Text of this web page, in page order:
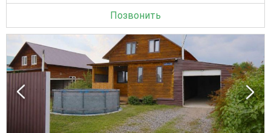
Позвонить